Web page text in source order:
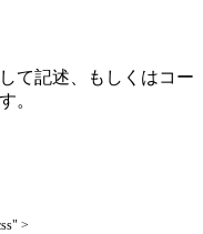
て記述、もしくはコー
。
>